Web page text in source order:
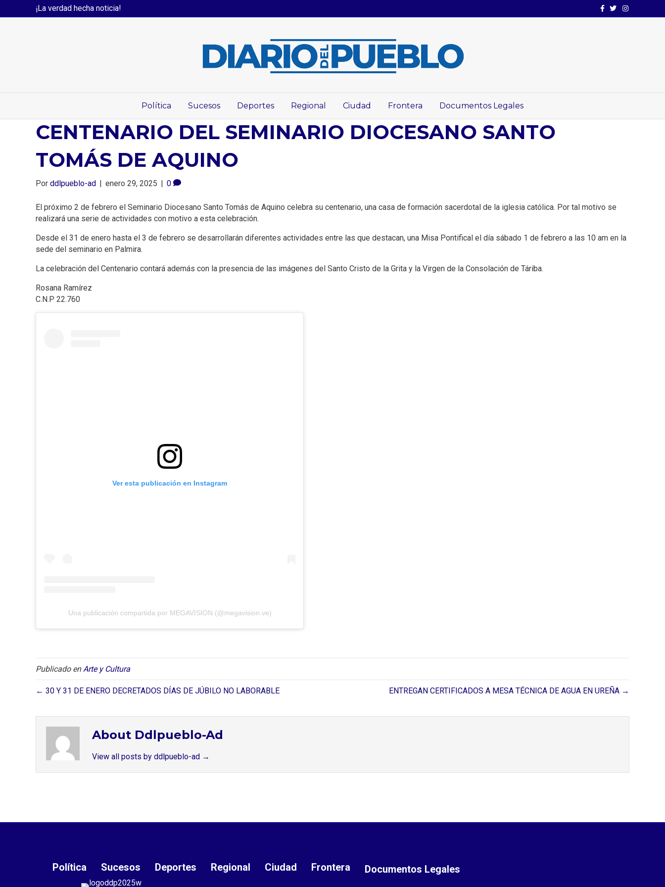
¡La verdad hecha noticia! Facebook
TwitterInstagram
Política Sucesos Deportes Regional Ciudad Frontera Documentos Legales
CENTENARIO DEL SEMINARIO DIOCESANO SANTO
TOMÁS DE AQUINO
Por ddlpueblo-ad enero 29, 2025 0
El próximo 2 de febrero el Seminario Diocesano Santo Tomás de Aquino celebra su centenario, una casa de formación sacerdotal de la iglesia católica. Por tal motivo se
realizará una serie de actividades con motivo a esta celebración.
Desde el 31 de enero hasta el 3 de febrero se desarrollarán diferentes actividades entre las que destacan, una Misa Pontifical el día sábado 1 de febrero a las 10 am en la
sede del seminario en Palmira.
La celebración del Centenario contará además con la presencia de las imágenes del Santo Cristo de la Grita y la Virgen de la Consolación de Táriba.
Rosana Ramírez
C.N.P 22.760
Ver esta publicación en Instagram
Una publicación compartida por MEGAVISION (@megavision.ve)
Publicado en Arte y Cultura
← 30 Y 31 DE ENERO DECRETADOS DÍAS DE JÚBILO NO LABORABLE ENTREGAN CERTIFICADOS A MESA TÉCNICA DE AGUA EN UREÑA →
About Ddlpueblo-Ad
View all posts by ddlpueblo-ad →
Política Sucesos Deportes Regional Ciudad Frontera Documentos Legales